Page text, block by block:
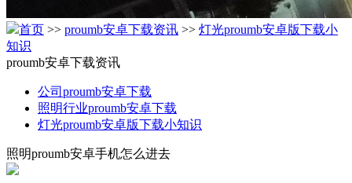
首页 >> proumb安卓下载资讯 >> 灯光proumb安卓版下载小
知识
proumb安卓下载资讯
公司proumb安卓下载
照明行业proumb安卓下载
灯光proumb安卓版下载小知识
照明proumb安卓手机怎么进去